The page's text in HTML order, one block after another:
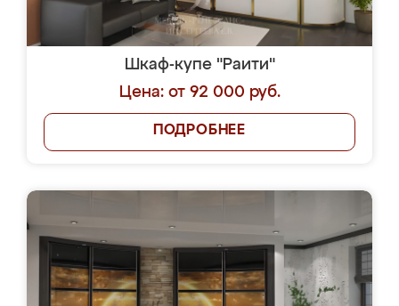
Шкаф-купе "Раити"
Цена: от 92 000 руб.
ПОДРОБНЕЕ